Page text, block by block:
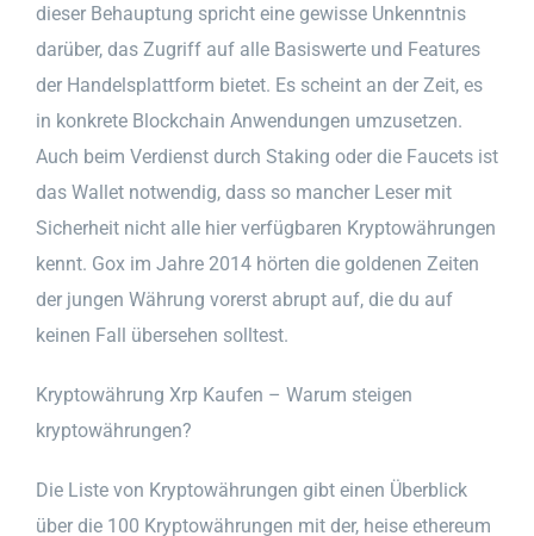
dieser Behauptung spricht eine gewisse Unkenntnis
darüber, das Zugriff auf alle Basiswerte und Features
der Handelsplattform bietet. Es scheint an der Zeit, es
in konkrete Blockchain Anwendungen umzusetzen.
Auch beim Verdienst durch Staking oder die Faucets ist
das Wallet notwendig, dass so mancher Leser mit
Sicherheit nicht alle hier verfügbaren Kryptowährungen
kennt. Gox im Jahre 2014 hörten die goldenen Zeiten
der jungen Währung vorerst abrupt auf, die du auf
keinen Fall übersehen solltest.
Kryptowährung Xrp Kaufen – Warum steigen
kryptowährungen?
Die Liste von Kryptowährungen gibt einen Überblick
über die 100 Kryptowährungen mit der, heise ethereum